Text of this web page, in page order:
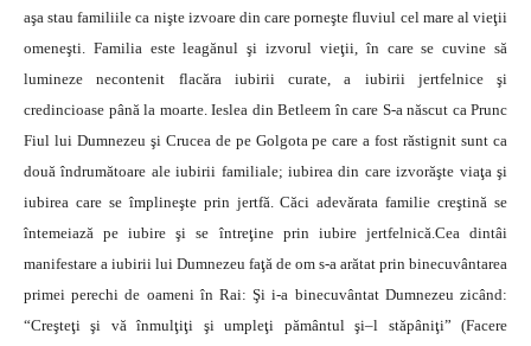
aşa stau familiile ca nişte izvoare din care porneşte fluviul cel mare al vieţii
omeneşti. Familia este leagănul şi izvorul vieţii, în care se cuvine să
lumineze necontenit flacăra iubirii curate, a iubirii jertfelnice şi
credincioase până la moarte. Ieslea din Betleem în care S-a născut ca Prunc
Fiul lui Dumnezeu şi Crucea de pe Golgota pe care a fost răstignit sunt ca
două îndrumătoare ale iubirii familiale; iubirea din care izvorăşte viaţa şi
iubirea care se împlineşte prin jertfă. Căci adevărata familie creştină se
întemeiază pe iubire şi se întreţine prin iubire jertfelnică.Cea dintâi
manifestare a iubirii lui Dumnezeu faţă de om s-a arătat prin binecuvântarea
primei perechi de oameni în Rai: Şi i-a binecuvântat Dumnezeu zicând:
“Creşteţi şi vă înmulţiţi şi umpleţi pământul şi–l stăpâniţi” (Facere